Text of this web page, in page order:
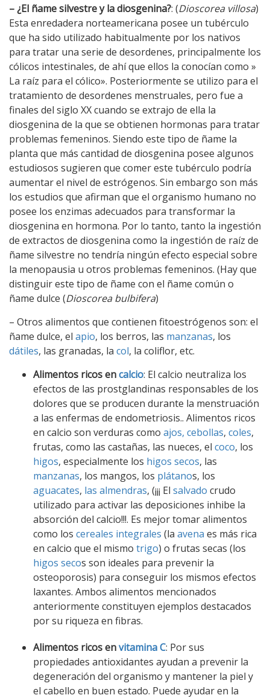
– ¿El ñame silvestre y la diosgenina?: (Dioscorea villosa)
Esta enredadera norteamericana posee un tubérculo
que ha sido utilizado habitualmente por los nativos
para tratar una serie de desordenes, principalmente los
cólicos intestinales, de ahí que ellos la conocían como »
La raíz para el cólico». Posteriormente se utilizo para el
tratamiento de desordenes menstruales, pero fue a
finales del siglo XX cuando se extrajo de ella la
diosgenina de la que se obtienen hormonas para tratar
problemas femeninos. Siendo este tipo de ñame la
planta que más cantidad de diosgenina posee algunos
estudiosos sugieren que comer este tubérculo podría
aumentar el nivel de estrógenos. Sin embargo son más
los estudios que afirman que el organismo humano no
posee los enzimas adecuados para transformar la
diosgenina en hormona. Por lo tanto, tanto la ingestión
de extractos de diosgenina como la ingestión de raíz de
ñame silvestre no tendría ningún efecto especial sobre
la menopausia u otros problemas femeninos. (Hay que
distinguir este tipo de ñame con el ñame común o
ñame dulce (Dioscorea bulbifera)
– Otros alimentos que contienen fitoestrógenos son: el
ñame dulce, el apio, los berros, las manzanas, los
dátiles, las granadas, la col, la coliflor, etc.
Alimentos ricos encalcio: El calcio neutraliza los
efectos de las prostglandinas responsables de los
dolores que se producen durante la menstruación
a las enfermas de endometriosis.. Alimentos ricos
en calcio son verduras como ajos, cebollas, coles,
frutas, como las castañas, las nueces, el coco, los
higos, especialmente los higos secos, las
manzanas, los mangos, los plátanos, los
aguacates, las almendras, (¡¡¡ El salvado crudo
utilizado para activar las deposiciones inhibe la
absorción del calcio!!!. Es mejor tomar alimentos
como los cereales integrales (la avena es más rica
en calcio que el mismo trigo) o frutas secas (los
higos secos son ideales para prevenir la
osteoporosis) para conseguir los mismos efectos
laxantes. Ambos alimentos mencionados
anteriormente constituyen ejemplos destacados
por su riqueza en fibras.
Alimentos ricos envitamina C: Por sus
propiedades antioxidantes ayudan a prevenir la
degeneración del organismo y mantener la piel y
el cabello en buen estado. Puede ayudar en la